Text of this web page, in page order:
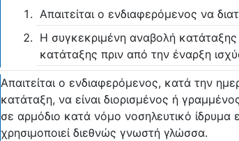
Απαιτείται ο ενδιαφερόμενος να
Η συγκεκριμένη αναβολή
κατάταξης πριν από την έναρξη
Απαιτείται ο ενδιαφερόμενος, κατά την
κατάταξη, να είναι διορισμένος ή
σε αρμόδιο κατά νόμο νοσηλευτικό ίδρυμα
χρησιμοποιεί διεθνώς γνωστή γλώσσα.